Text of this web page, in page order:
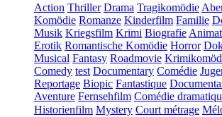
Action Thriller Drama Tragikomödie
Komödie Romanze Kinderfilm Familie
Musik Kriegsfilm Krimi Biografie
Erotik Romantische Komödie Horror
Musical Fantasy Roadmovie
Comedy test Documentary Comédie
Reportage Biopic Fantastique
Aventure Fernsehfilm Comédie
Historienfilm Mystery Court métrage